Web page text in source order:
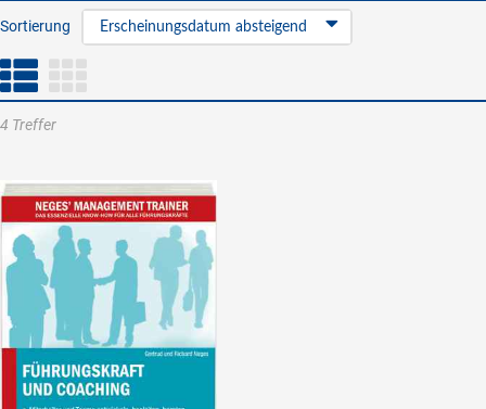
Sortierung Erscheinungsdatum absteigend
4 Treffer